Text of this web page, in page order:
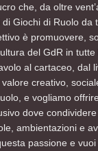
che, da oltre
Giochi di Ruolo da
è promuovere,
del GdR in tutte
al cartaceo, dal
creativo,
e vogliamo
dove condividere
ambientazioni e
passione e